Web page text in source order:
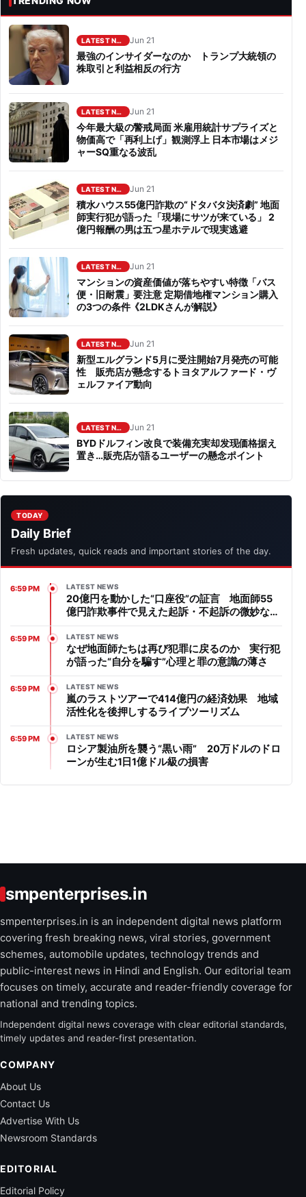
LATEST NEWS Jun 21
最強のインサイダーなのか トランプ大統領の
株取引と利益相反の行方
LATEST NEWS Jun 21
今年最大級の警戒局面 米雇用統計サプライズと
物価高で「再利上げ」観測浮上 日本市場はメジ
ャーSQ重なる波乱
LATEST NEWS Jun 21
積水ハウス55億円詐欺の“ドタバタ決済劇” 地面
師実行犯が語った「現場にサツが来ている」 2
億円報酬の男は五つ星ホテルで現実逃避
LATEST NEWS Jun 21
マンションの資産価値が落ちやすい特徴「バス
便・旧耐震」要注意 定期借地権マンション購入
の3つの条件《2LDKさんが解説》
LATEST NEWS Jun 21
新型エルグランド5月に受注開始7月発売の可能
性 販売店が懸念するトヨタアルファード・ヴ
ェルファイア動向
LATEST NEWS Jun 21
BYDドルフィン改良で装備充実却发现価格据え
置き…販売店が語るユーザーの懸念ポイント
TODAY
Daily Brief
Fresh updates, quick reads and important stories of the day.
6:59 PM LATEST NEWS
20億円を動かした“口座役”の証言 地面師55
億円詐欺事件で見えた起訴・不起訴の微妙なラ
イン
6:59 PM LATEST NEWS
なぜ地面師たちは再び犯罪に戻るのか 実行犯
が語った“自分を騙す”心理と罪の意識の薄さ
6:59 PM LATEST NEWS
嵐のラストツアーで414億円の経済効果 地域
活性化を後押しするライブツーリズム
6:59 PM LATEST NEWS
ロシア製油所を襲う“黒い雨” 20万ドルのドロ
ーンが生む1日1億ドル級の損害
smpenterprises.in
smpenterprises.in is an independent digital news platform
covering fresh breaking news, viral stories, government
schemes, automobile updates, technology trends and
public-interest news in Hindi and English. Our editorial team
focuses on timely, accurate and reader-friendly coverage for
national and trending topics.
Independent digital news coverage with clear editorial standards,
timely updates and reader-first presentation.
COMPANY
About Us
Contact Us
Advertise With Us
Newsroom Standards
EDITORIAL
Editorial Policy